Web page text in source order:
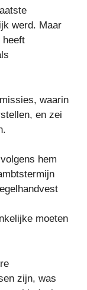
werd. Maar
heeft
waarin
en zei
hem
moeten
zijn, was